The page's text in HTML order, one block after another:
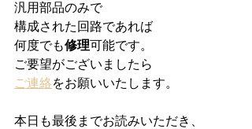
汎用部品のみで
構成された回路であれば
何度でも修理可能です。
ご要望がございましたら
ご連絡をお願いいたします。
本日も最後までお読みいただき、